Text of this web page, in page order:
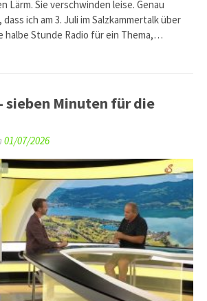
Lärm. Sie verschwinden leise. Genau
ich am 3. Juli im Salzkammertalk über
halbe Stunde Radio für ein Thema,…
sieben Minuten für die
01/07/2026